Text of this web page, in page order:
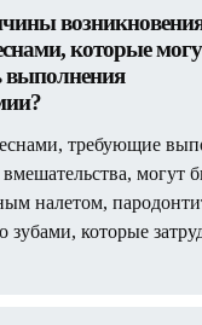
которые
выполнения
требующие
могут
налетом,
зубами, которые